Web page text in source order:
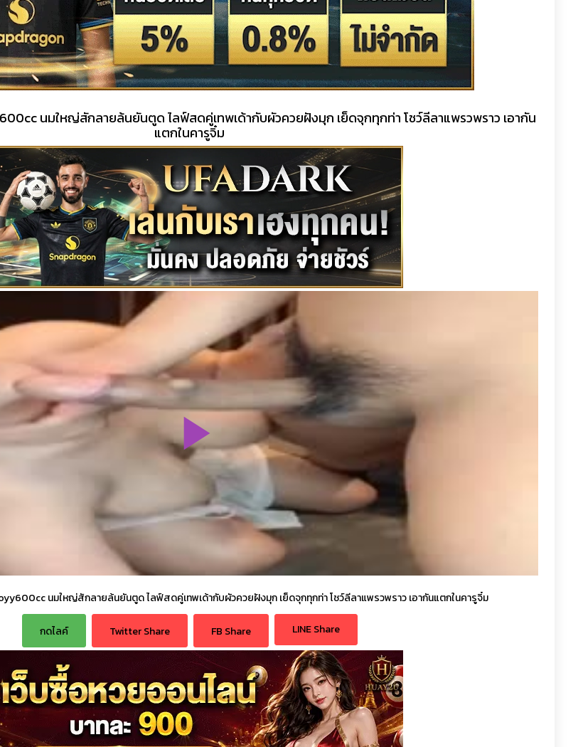
นมใหญ่สักลายล้นยันตูด ไลฟ์สดคู่เทพเด้ากับผัวควยฝังมุก เย็ดจุกทุกท่า โชว์ลีลาแพรวพราว เอากัน
แตกในคารูจิ๋ม
นมใหญ่สักลายล้นยันตูด ไลฟ์สดคู่เทพเด้ากับผัวควยฝังมุก เย็ดจุกทุกท่า โชว์ลีลาแพรวพราว เอากันแตกในคารูจิ๋ม
กดไลค์ Twitter Share FB Share LINE Share